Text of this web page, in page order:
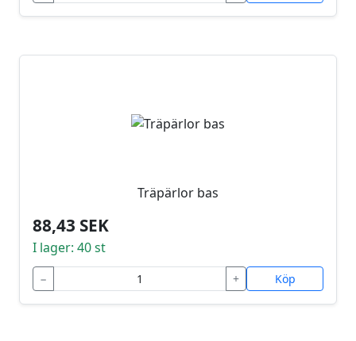
Träpärlor bas
88,43 SEK
I lager: 40 st
− + Köp